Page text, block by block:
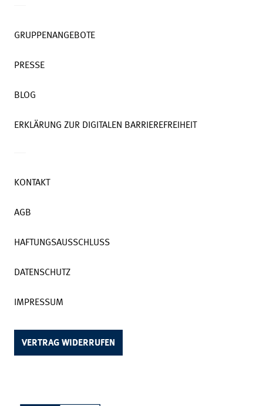
GRUPPENANGEBOTE
PRESSE
BLOG
ERKLÄRUNG ZUR DIGITALEN BARRIEREFREIHEIT
KONTAKT
AGB
HAFTUNGSAUSSCHLUSS
DATENSCHUTZ
IMPRESSUM
VERTRAG WIDERRUFEN